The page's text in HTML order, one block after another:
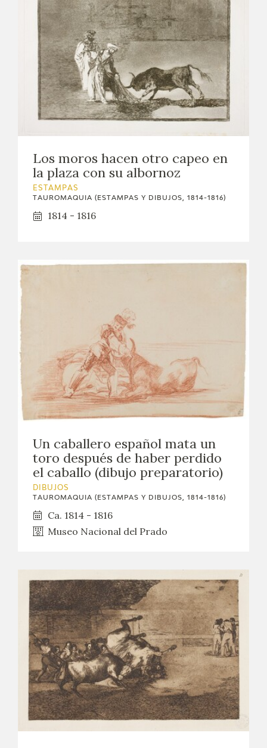
Los moros hacen otro capeo en
la plaza con su albornoz
ESTAMPAS
TAUROMAQUIA (ESTAMPAS Y DIBUJOS, 1814-1816)
1814 - 1816
Un caballero español mata un
toro después de haber perdido
el caballo (dibujo preparatorio)
DIBUJOS
TAUROMAQUIA (ESTAMPAS Y DIBUJOS, 1814-1816)
Ca. 1814 - 1816
Museo Nacional del Prado